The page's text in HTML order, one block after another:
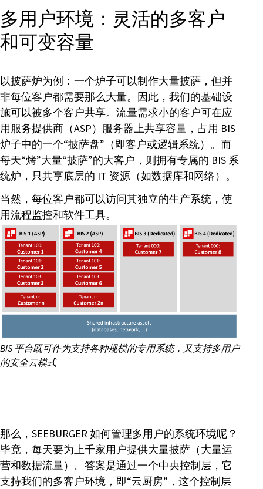
多用户环境：灵活的多客户
和可变容量
以披萨炉为例：一个炉子可以制作大量披萨，但并
非每位客户都需要那么大量。因此，我们的基础设
施可以被多个客户共享。流量需求小的客户可在应
用服务提供商（ASP）服务器上共享容量，占用 BIS
炉子中的一个“披萨盘”（即客户或逻辑系统）。而
每天“烤”大量“披萨”的大客户，则拥有专属的 BIS 系
统炉，只共享底层的 IT 资源（如数据库和网络）。
当然，每位客户都可以访问其独立的生产系统，使
用流程监控和软件工具。
BIS 平台既可作为支持各种规模的专用系统，又支持多用户
的安全云模式
那么，SEEBURGER 如何管理多用户的系统环境呢？
毕竟，每天要为上千家用户提供大量披萨（大量运
营和数据流量）。答案是通过一个中央控制层，它
支持我们的多客户环境，即“云厨房”，这个控制层